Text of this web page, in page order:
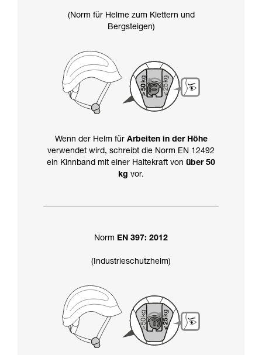
(Norm für Helme zum Klettern und
Bergsteigen)
Wenn der Helm für Arbeiten in der Höhe
verwendet wird, schreibt die Norm EN 12492
ein Kinnband mit einer Haltekraft von über 50
kg vor.
Norm EN 397: 2012
(Industrieschutzhelm)